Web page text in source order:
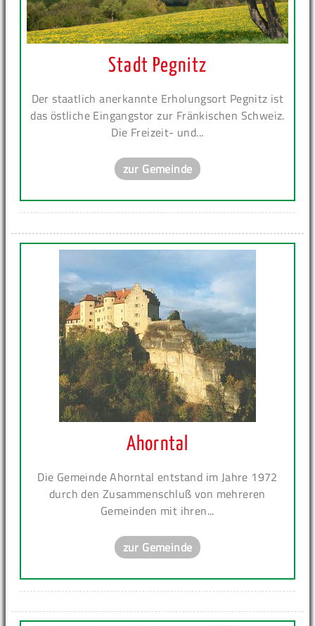
Stadt Pegnitz
Der staatlich anerkannte Erholungsort Pegnitz ist
das östliche Eingangstor zur Fränkischen Schweiz.
Die Freizeit- und...
zur Gemeinde
Ahorntal
Die Gemeinde Ahorntal entstand im Jahre 1972
durch den Zusammenschluß von mehreren
Gemeinden mit ihren...
zur Gemeinde